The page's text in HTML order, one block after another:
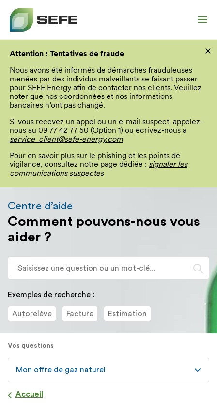
principal
Attention : Tentatives de fraude
Nous avons été informés de démarches frauduleuses
menées par des individus malveillants se faisant passer
pour SEFE Energy afin de contacter nos clients. Veuillez
noter que nos coordonnées et nos informations
bancaires n’ont pas changé.
Si vous recevez un appel ou un e-mail suspect, appelez-
nous au 09 77 42 77 50 (Option 1) ou écrivez-nous à
service_client@sefe-energy.com
Pour en savoir plus sur le phishing et les points de
vigilance, consultez notre page dédiée : signaler les
communications suspectes
×
allez
redirigé
vers
description
détaillée
de
question.
Centre d’aide
Comment pouvons-nous vous
aider ?
Exemples de recherche :
Autorelève Facture Estimation
Vos questions
Mon offre de gaz naturel
Accueil